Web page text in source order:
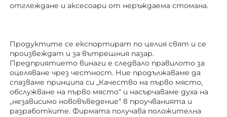
отглеждане и аксесоари от неръждаема стомана.
Продуктите се експортират по целия свят и се
произвеждат и за вътрешния пазар.
Предприятието винаги е следвало правилото за
оцеляване чрез честност. Ние продължаваме да
спазваме принципа си „Качество на първо място,
обслужване на първо място“ и насърчаваме духа на
„независимо нововъведение“ в проучванията и
разработките. Фирмата получава положителна